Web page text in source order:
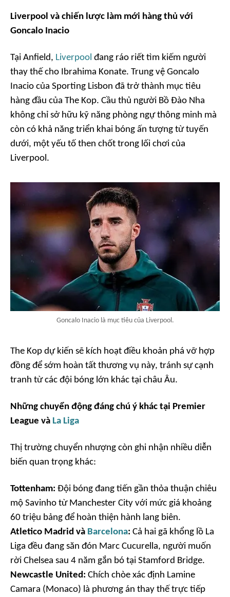
Liverpool và chiến lược làm mới hàng thủ với
Goncalo Inacio
Tại Anfield, Liverpool đang ráo riết tìm kiếm người
thay thế cho Ibrahima Konate. Trung vệ Goncalo
Inacio của Sporting Lisbon đã trở thành mục tiêu
hàng đầu của The Kop. Cầu thủ người Bồ Đào Nha
không chỉ sở hữu kỹ năng phòng ngự thông minh mà
còn có khả năng triển khai bóng ấn tượng từ tuyến
dưới, một yếu tố then chốt trong lối chơi của
Liverpool.
Goncalo Inacio là mục tiêu của Liverpool.
The Kop dự kiến sẽ kích hoạt điều khoản phá vỡ hợp
đồng để sớm hoàn tất thương vụ này, tránh sự cạnh
tranh từ các đội bóng lớn khác tại châu Âu.
Những chuyển động đáng chú ý khác tại Premier
League và La Liga
Thị trường chuyển nhượng còn ghi nhận nhiều diễn
biến quan trọng khác:
Tottenham: Đội bóng đang tiến gần thỏa thuận chiêu
mộ Savinho từ Manchester City với mức giá khoảng
60 triệu bảng để hoàn thiện hành lang biên.
Atletico Madrid và Barcelona: Cả hai gã khổng lồ La
Liga đều đang săn đón Marc Cucurella, người muốn
rời Chelsea sau 4 năm gắn bó tại Stamford Bridge.
Newcastle United: Chích chòe xác định Lamine
Camara (Monaco) là phương án thay thế trực tiếp